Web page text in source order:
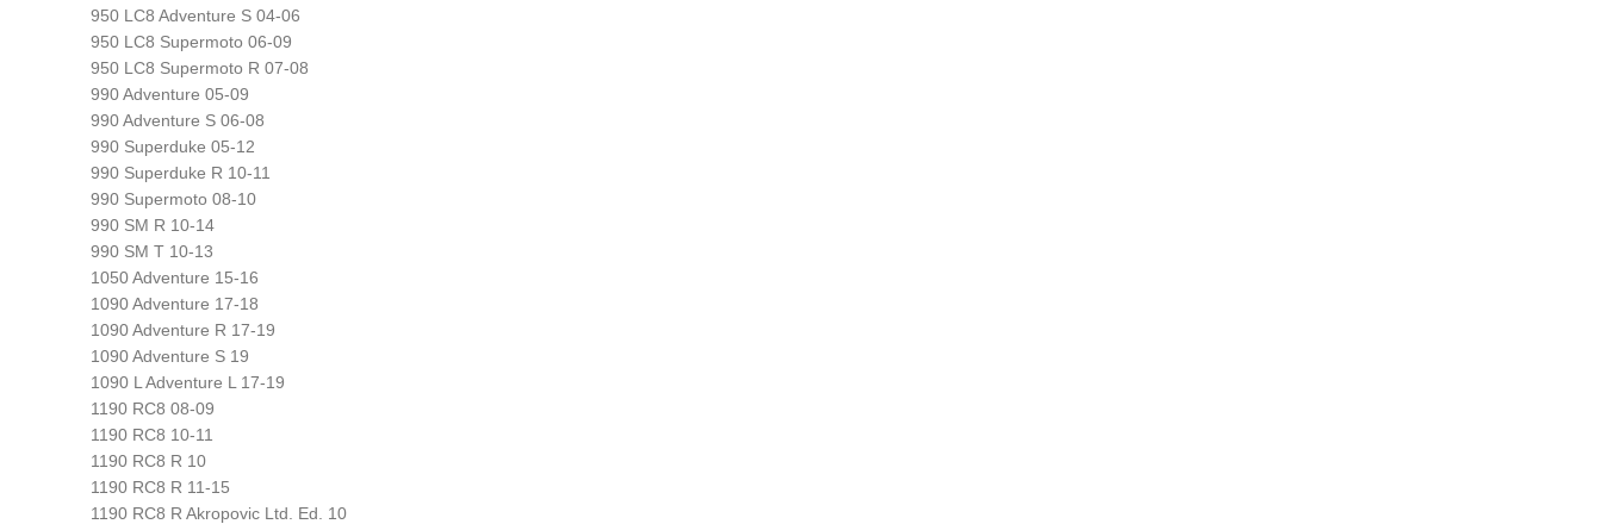
950 LC8 Adventure S 04-06
950 LC8 Supermoto 06-09
950 LC8 Supermoto R 07-08
990 Adventure 05-09
990 Adventure S 06-08
990 Superduke 05-12
990 Superduke R 10-11
990 Supermoto 08-10
990 SM R 10-14
990 SM T 10-13
1050 Adventure 15-16
1090 Adventure 17-18
1090 Adventure R 17-19
1090 Adventure S 19
1090 L Adventure L 17-19
1190 RC8 08-09
1190 RC8 10-11
1190 RC8 R 10
1190 RC8 R 11-15
1190 RC8 R Akropovic Ltd. Ed. 10